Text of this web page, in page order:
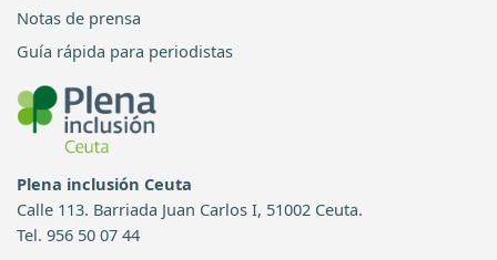
Notas de prensa
Guía rápida para periodistas
Plena inclusión Ceuta
Calle 113. Barriada Juan Carlos I, 51002 Ceuta.
Tel. 956 50 07 44